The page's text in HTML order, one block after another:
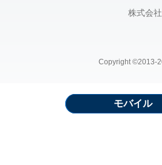
株式会
Copyright ©2013-
モバイル